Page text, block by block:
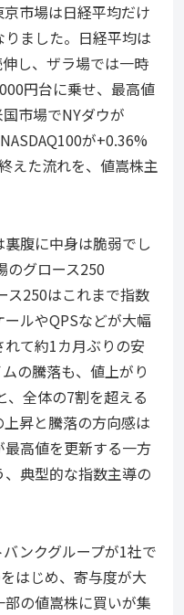
市場は日経平均だけ
ました。日経平均は
し、ザラ場では一時
円台に乗せ、最高値
市場でNYダウが
が+0.36%
えた流れを、値嵩株主
腹に中身は脆弱でし
のグロース250
ス250はこれまで指数
ルやQPSなどが大幅
て約1カ月ぶりの安
の騰落も、値上がり
、全体の7割を超える
昇と騰落の方向感は
高値を更新する一方
典型的な指数主導の
ンクグループが1社で
はじめ、寄与度が大
の値嵩株に買いが集